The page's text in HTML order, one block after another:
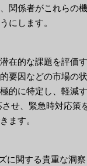
関係者がこれらの
にします。
在的な課題を評価
要因などの市場の
的に特定し、軽減
せ、緊急時対応策
ます。
に関する貴重な洞